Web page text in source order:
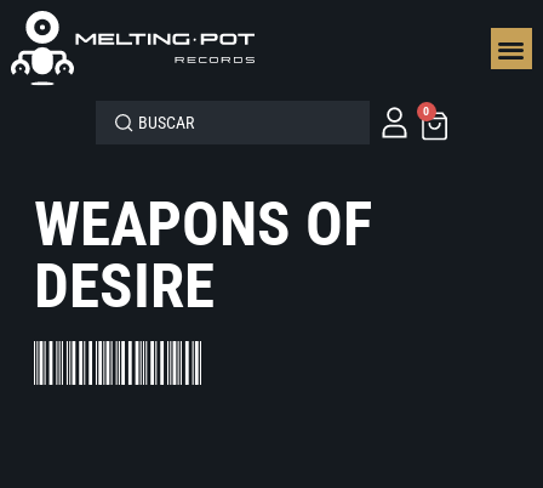
0
WEAPONS OF
DESIRE